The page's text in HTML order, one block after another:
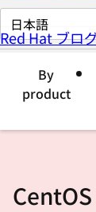
ペ
ー
語
択
Red Hat ブロ
By
product